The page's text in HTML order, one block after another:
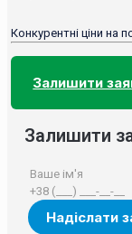
Конкурентні ціни на
Залишити
Залишити